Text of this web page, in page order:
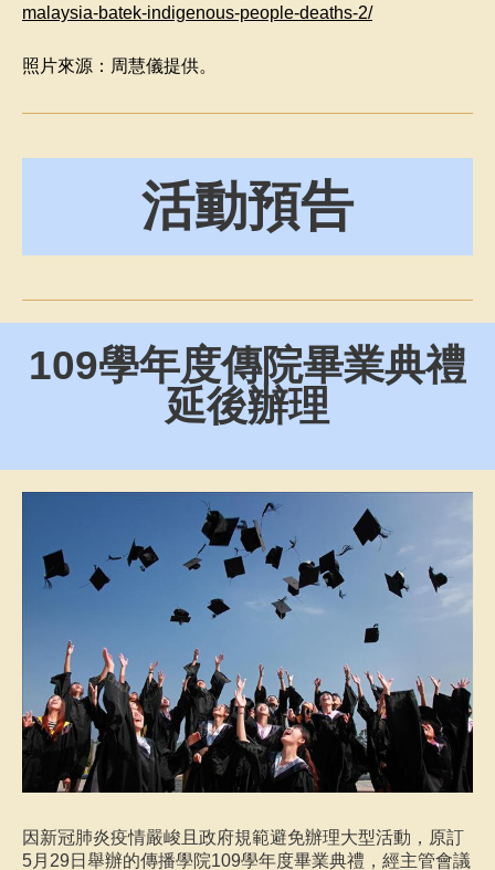
malaysia-batek-indigenous-people-deaths-2/
照片來源：周慧儀提供。
活動預告
109學年度傳院畢業典禮
延後辦理
因新冠肺炎疫情嚴峻且政府規範避免辦理大型活動，原訂
5月29日舉辦的傳播學院109學年度畢業典禮，經主管會議